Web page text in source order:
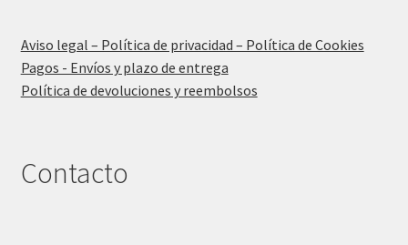
Aviso legal – Política de privacidad – Política de Cookies
Pagos - Envíos y plazo de entrega
Política de devoluciones y reembolsos
Contacto